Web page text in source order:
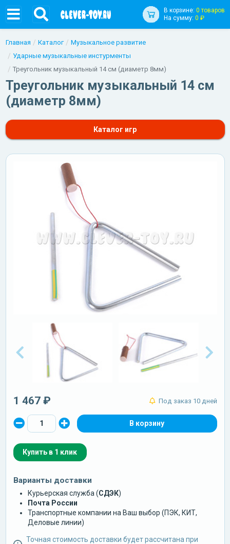
В корзине: 0 товаров
На сумму: 0 ₽
Главная Каталог
Музыкальное развитие
Ударные музыкальные инстурменты
Треугольник музыкальный 14 см (диаметр 8мм)
Треугольник музыкальный 14 см
(диаметр 8мм)
Каталог игр
1 467 ₽ Под заказ 10 дней
Купить в 1 клик
Варианты доставки
Курьерская служба (СДЭК)
Почта России
Транспортные компании на Ваш выбор (ПЭК, КИТ,
Деловые линии)
Точная стоимость доставки будет рассчитана при